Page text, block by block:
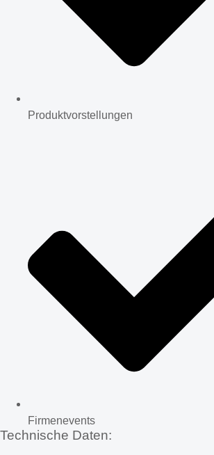
Produktvorstellungen
Firmenevents
Technische Daten: